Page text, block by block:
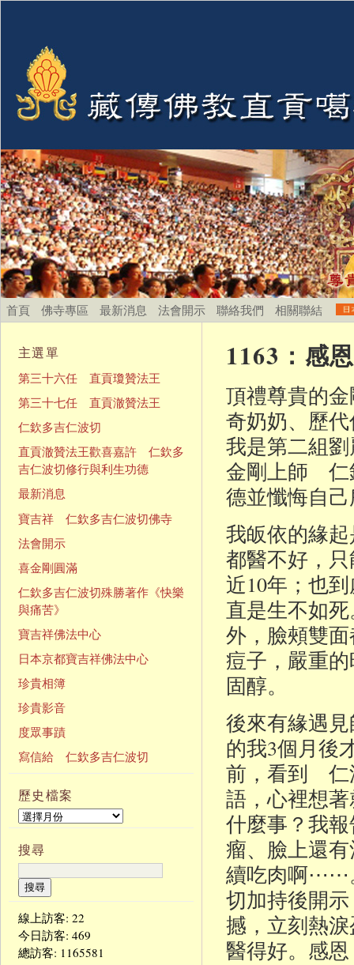
首頁 佛寺專區 最新消息 法會開示 聯絡我們 相關聯結
1163：感
頂禮尊貴的
奇奶奶、歷
我是第二組
金剛上師 仁
德並懺悔自
我皈依的緣
都醫不好，
近10年；也
直是生不如
外，臉頰雙
痘子，嚴重
固醇。
後來有緣遇
的我3個月
前，看到 仁
語，心裡想
什麼事？我
瘤、臉上還
續吃肉啊⋯⋯
切加持後開
撼，立刻熱
醫得好。感
主選單
第三十六任 直貢瓊贊法王
第三十七任 直貢澈贊法王
仁欽多吉仁波切
直貢澈贊法王歡喜嘉許 仁欽多
吉仁波切修行與利生功德
最新消息
寶吉祥 仁欽多吉仁波切佛寺
法會開示
喜金剛圓滿
仁欽多吉仁波切殊勝著作《快樂
與痛苦》
寶吉祥佛法中心
日本京都寶吉祥佛法中心
珍貴相簿
珍貴影音
度眾事蹟
寫信給 仁欽多吉仁波切
歷史檔案
搜尋
線上訪客: 22
今日訪客: 469
總訪客: 1165581